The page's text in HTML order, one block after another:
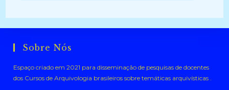
Sobre Nós
Espaço criado em 2021 para disseminação de pesquisas de docentes
dos Cursos de Arquivologia brasileiros sobre temáticas arquivísticas .